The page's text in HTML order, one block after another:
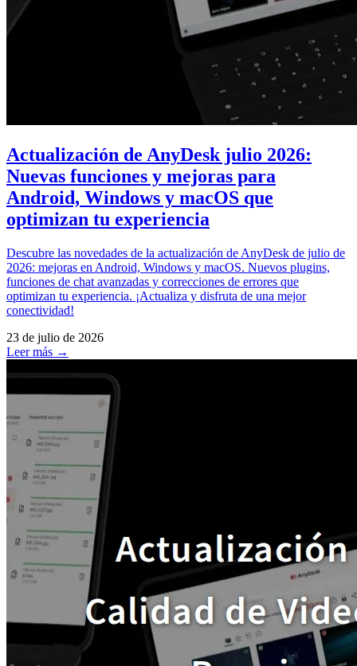
Actualización de AnyDesk julio 2026:
Nuevas funciones y mejoras para
Android, Windows y macOS que
optimizan tu experiencia
Descubre las novedades de la actualización de AnyDesk de julio de
2026: mejoras en Android, Windows y macOS. Nuevos plugins,
funciones de chat avanzadas y correcciones de errores que
optimizan tu experiencia. ¡Actualiza y disfruta de una mejor
conectividad!
23 de julio de 2026
Leer más →